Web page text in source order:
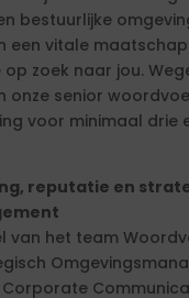
bestuurlijke
een vitale
op zoek naar jou.
onze senior
voor minimaal drie
reputatie en
van het team